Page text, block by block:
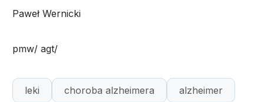
Paweł Wernicki
pmw/ agt/
leki choroba alzheimera alzheimer